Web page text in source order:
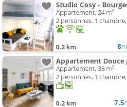
Appartement, 24 m²
2 personnes, 1
0.2 km 8/
Appartement
Appartement, 38 m²
2 personnes, 1
0.2 km 7.5/